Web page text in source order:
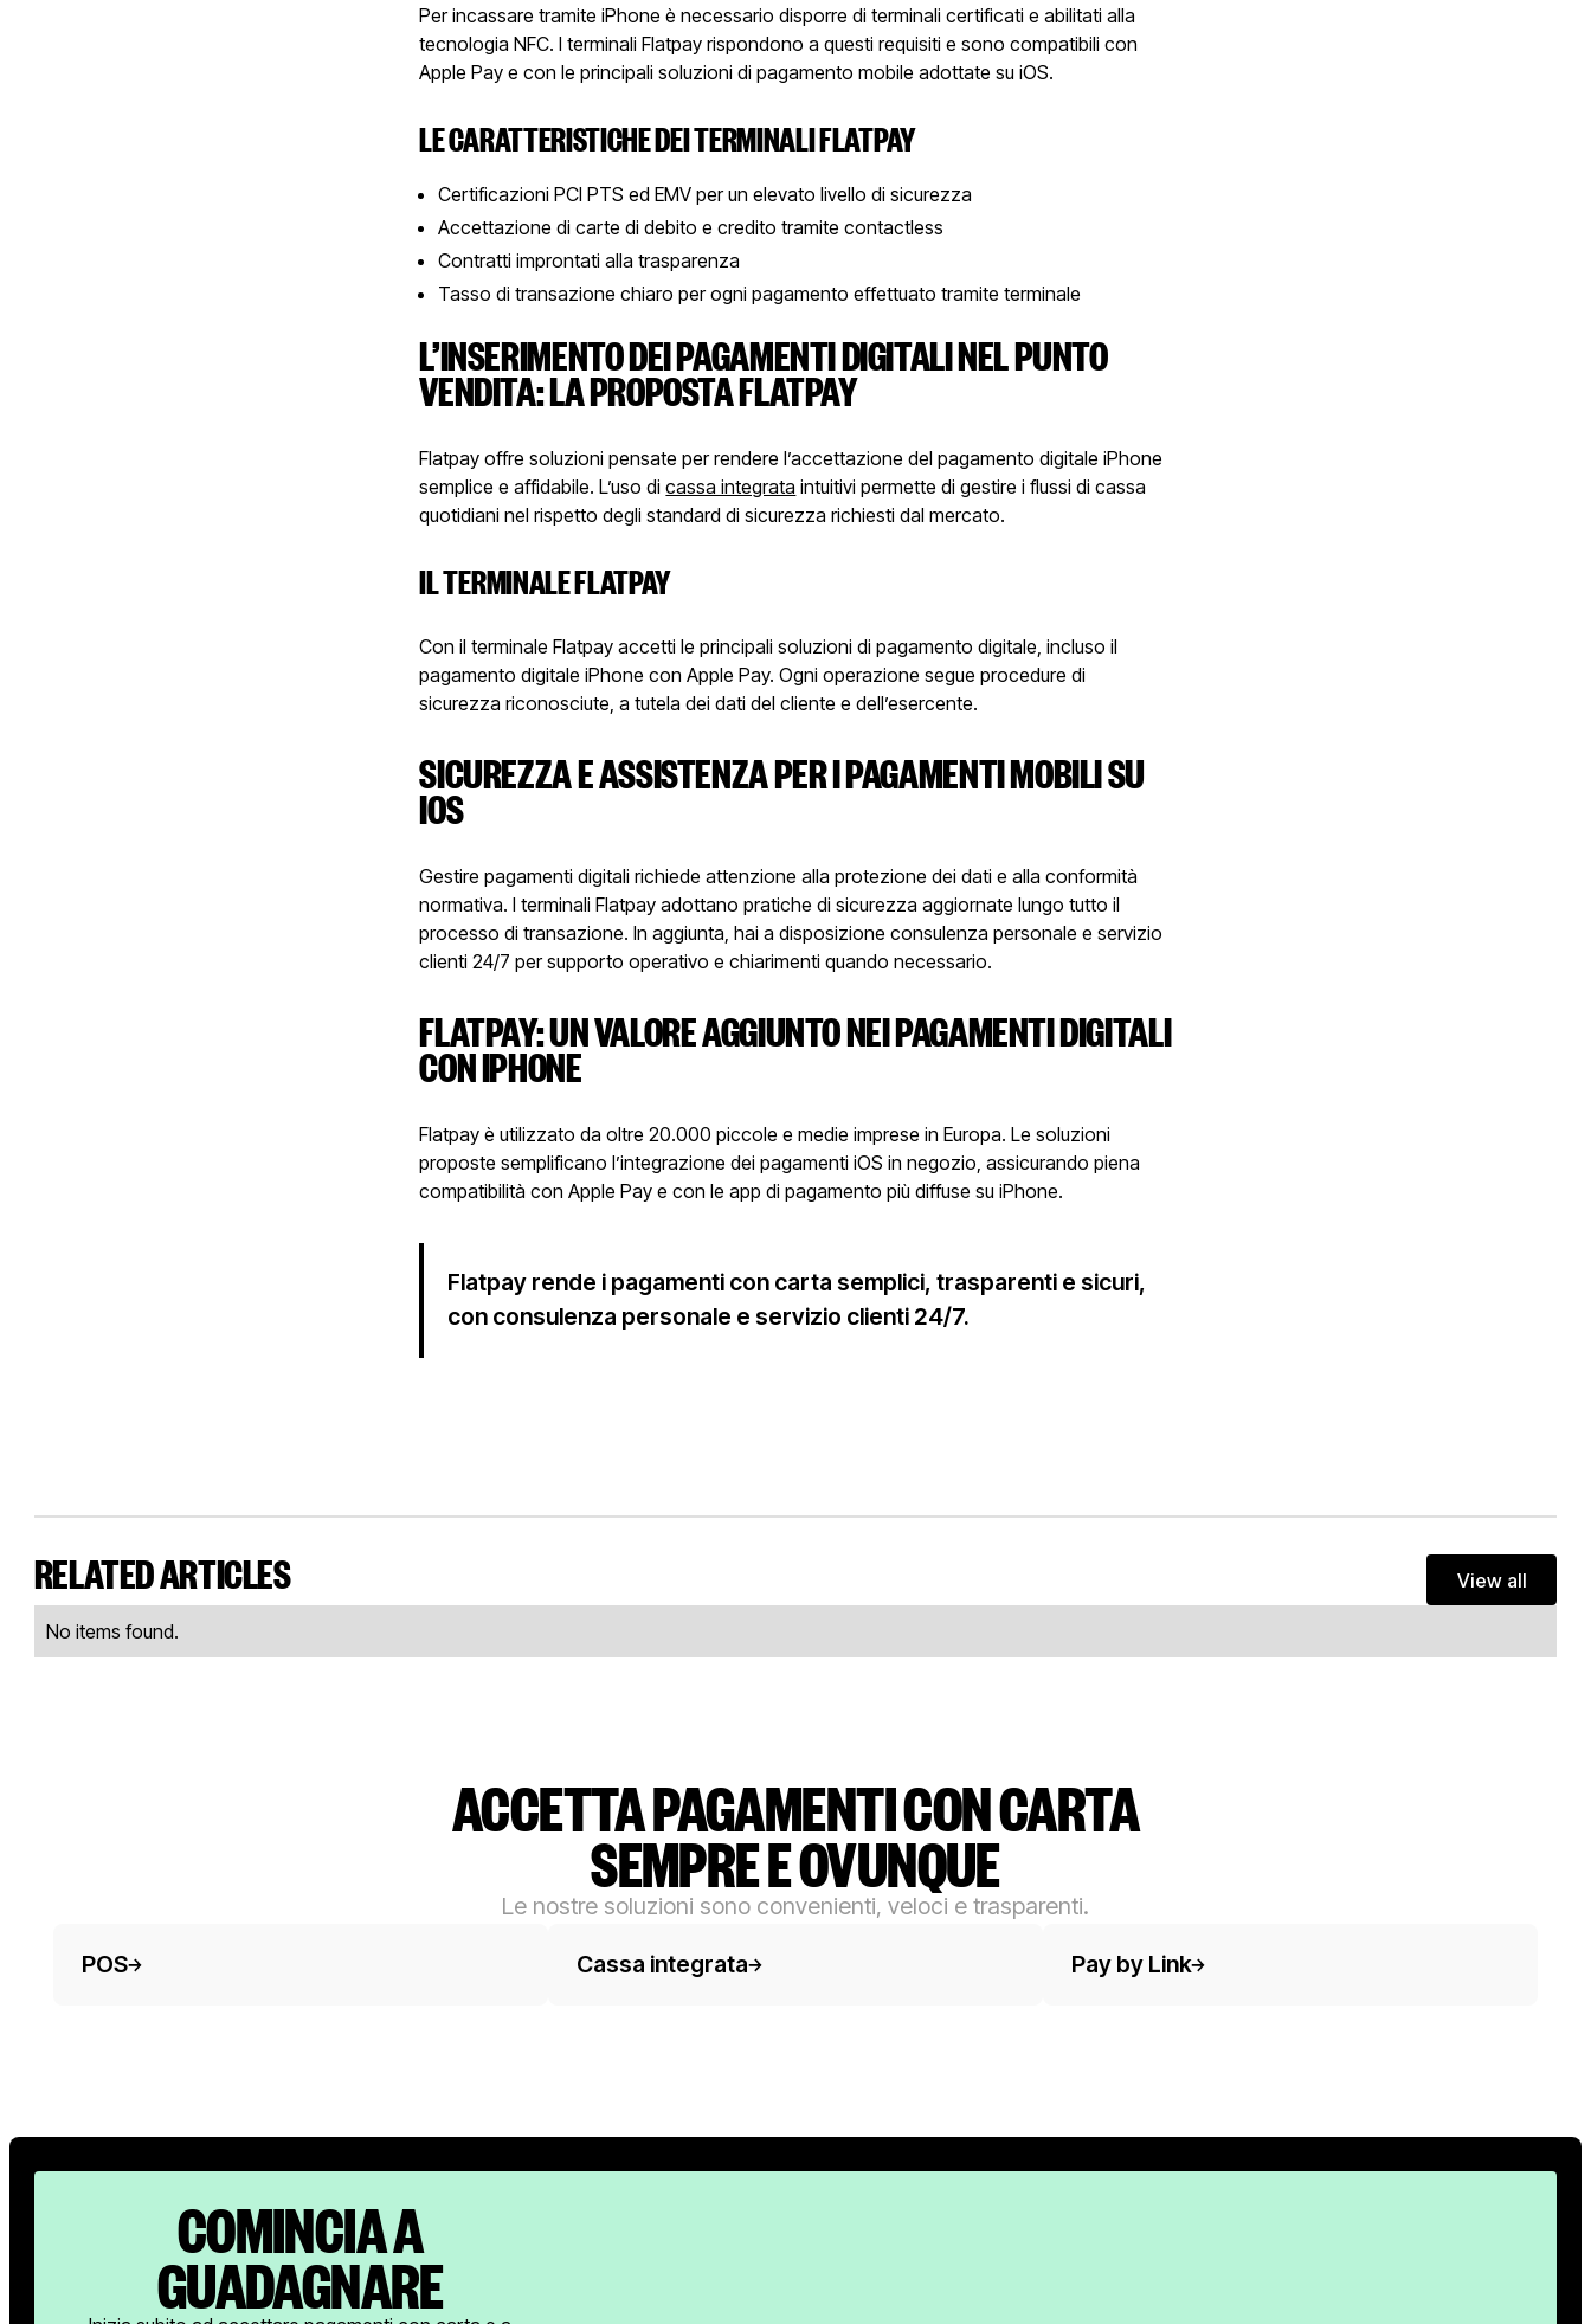
Per incassare tramite iPhone è necessario disporre di terminali certificati e abilitati alla
tecnologia NFC. I terminali Flatpay rispondono a questi requisiti e sono compatibili con
Apple Pay e con le principali soluzioni di pagamento mobile adottate su iOS.
LE CARATTERISTICHE DEI TERMINALI FLATPAY
Certificazioni PCI PTS ed EMV per un elevato livello di sicurezza
Accettazione di carte di debito e credito tramite contactless
Contratti improntati alla trasparenza
Tasso di transazione chiaro per ogni pagamento effettuato tramite terminale
L’INSERIMENTO DEI PAGAMENTI DIGITALI NEL PUNTO
VENDITA: LA PROPOSTA FLATPAY
Flatpay offre soluzioni pensate per rendere l’accettazione del pagamento digitale iPhone
semplice e affidabile. L’uso dicassa integrata intuitivi permette di gestire i flussi di cassa
quotidiani nel rispetto degli standard di sicurezza richiesti dal mercato.
IL TERMINALE FLATPAY
Con il terminale Flatpay accetti le principali soluzioni di pagamento digitale, incluso il
pagamento digitale iPhone con Apple Pay. Ogni operazione segue procedure di
sicurezza riconosciute, a tutela dei dati del cliente e dell’esercente.
SICUREZZA E ASSISTENZA PER I PAGAMENTI MOBILI SU
IOS
Gestire pagamenti digitali richiede attenzione alla protezione dei dati e alla conformità
normativa. I terminali Flatpay adottano pratiche di sicurezza aggiornate lungo tutto il
processo di transazione. In aggiunta, hai a disposizione consulenza personale e servizio
clienti 24/7 per supporto operativo e chiarimenti quando necessario.
FLATPAY: UN VALORE AGGIUNTO NEI PAGAMENTI DIGITALI
CON IPHONE
Flatpay è utilizzato da oltre 20.000 piccole e medie imprese in Europa. Le soluzioni
proposte semplificano l’integrazione dei pagamenti iOS in negozio, assicurando piena
compatibilità con Apple Pay e con le app di pagamento più diffuse su iPhone.
Flatpay rende i pagamenti con carta semplici, trasparenti e sicuri,
con consulenza personale e servizio clienti 24/7.
RELATED ARTICLES
View all
View all
No items found.
ACCETTA PAGAMENTI CON CARTA
SEMPRE E OVUNQUE
Le nostre soluzioni sono convenienti, veloci e trasparenti.
POS Cassa integrata Pay by Link
COMINCIA A
GUADAGNARE